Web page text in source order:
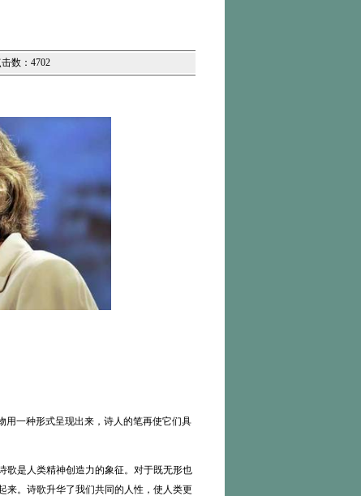
数：4702
一种形式呈现出来，诗人的笔再使它们具
是人类精神创造力的象征。对于既无形也
来。诗歌升华了我们共同的人性，使人类更